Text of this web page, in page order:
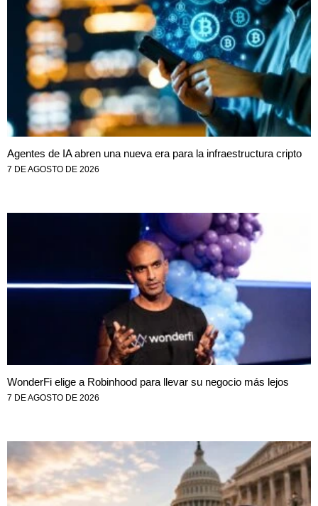
Agentes de IA abren una nueva era para la infraestructura cripto
7 DE AGOSTO DE 2026
WonderFi elige a Robinhood para llevar su negocio más lejos
7 DE AGOSTO DE 2026